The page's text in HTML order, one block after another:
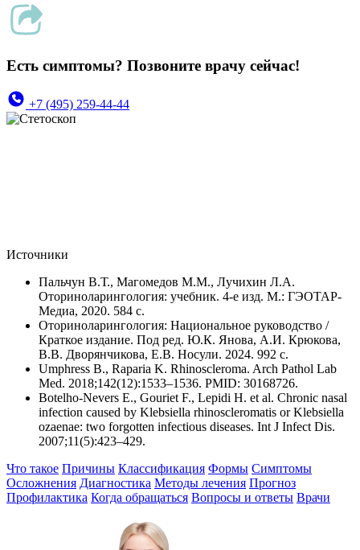
Есть симптомы? Позвоните врачу сейчас!
+7 (495) 259-44-44
Источники
Пальчун В.Т., Магомедов М.М., Лучихин Л.А.
Оториноларингология: учебник. 4-е изд. М.: ГЭОТАР-
Медиа, 2020. 584 с.
Оториноларингология: Национальное руководство /
Краткое издание. Под ред. Ю.К. Янова, А.И. Крюкова,
В.В. Дворянчикова, Е.В. Носули. 2024. 992 с.
Umphress B., Raparia K. Rhinoscleroma. Arch Pathol Lab
Med. 2018;142(12):1533–1536. PMID: 30168726.
Botelho-Nevers E., Gouriet F., Lepidi H. et al. Chronic nasal
infection caused by Klebsiella rhinoscleromatis or Klebsiella
ozaenae: two forgotten infectious diseases. Int J Infect Dis.
2007;11(5):423–429.
Что такое Причины Классификация Формы Симптомы
Осложнения Диагностика Методы лечения Прогноз
Профилактика Когда обращаться Вопросы и ответы Врачи